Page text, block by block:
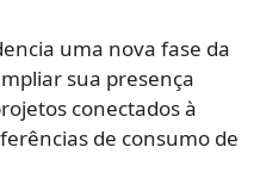
uma nova fase da
sua presença
conectados à
de consumo de